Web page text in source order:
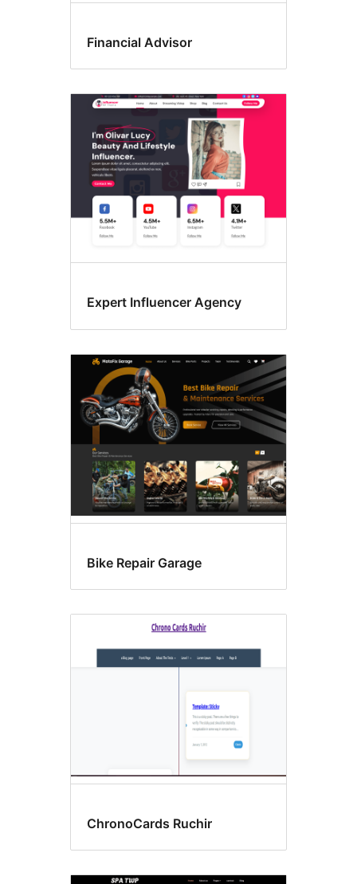
Financial Advisor
Expert Influencer Agency
Bike Repair Garage
ChronoCards Ruchir